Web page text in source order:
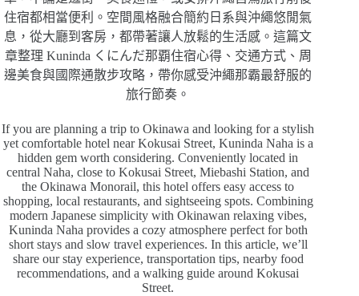
住宿都相當便利。空間風格融合簡約日系與沖繩悠閒氣
息，從大廳到客房，都帶著讓人放鬆的生活感。這篇文
章整理 Kuninda くにんだ那覇住宿心得、交通方式、周
邊美食與國際通散步攻略，帶你感受沖繩那霸最舒服的
旅行節奏。
If you are planning a trip to Okinawa and looking for a stylish
yet comfortable hotel near Kokusai Street, Kuninda Naha is a
hidden gem worth considering. Conveniently located in
central Naha, close to Kokusai Street, Miebashi Station, and
the Okinawa Monorail, this hotel offers easy access to
shopping, local restaurants, and sightseeing spots. Combining
modern Japanese simplicity with Okinawan relaxing vibes,
Kuninda Naha provides a cozy atmosphere perfect for both
short stays and slow travel experiences. In this article, we’ll
share our stay experience, transportation tips, nearby food
recommendations, and a walking guide around Kokusai
Street.